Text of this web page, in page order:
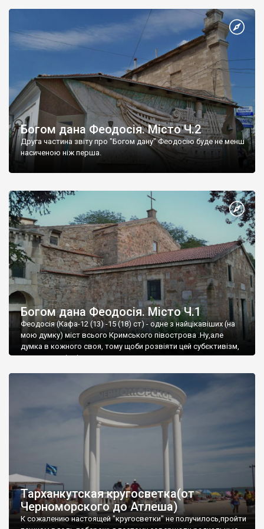
Богом дана Феодосія. Місто Ч.2
Друга частина звіту про "Богом дану" Феодосію буде не менш
насиченою ніж перша.
Богом дана Феодосія. Місто Ч.1
Феодосія (Кафа-12 (13) -15 (18) ст) - одне з найцікавіших (на
мою думку) міст всього Кримського півострова .Ну,але
думка в кожного своя, тому щоби розвіяти цей субєктивізм,
запрошую відвідати це
Тарханкутская кругосветка(от
Черноморского до Атлеша)
К сожалению настоящей "кругосветки" не получилось,пройти